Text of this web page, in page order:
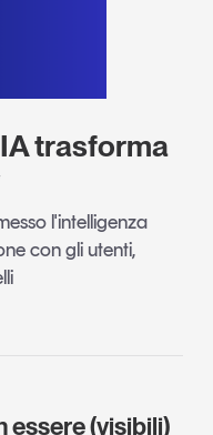
trasforma
l'intelligenza
con gli utenti,
essere (visibili)